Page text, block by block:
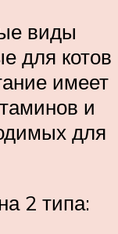
виды
для котов
имеет
и
для
2 типа: